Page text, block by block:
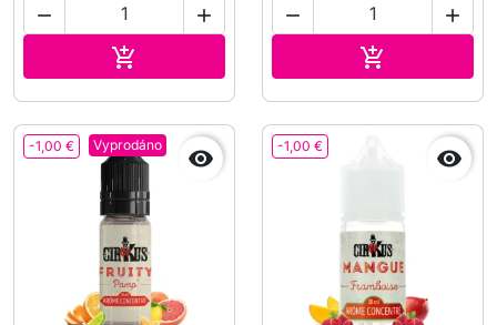
 

 

-1,00 € Vyprodáno
 -1,00 € 